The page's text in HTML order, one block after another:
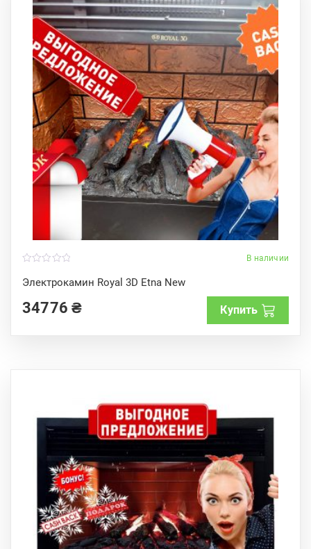
В наличии
Электрокамин Royal 3D Etna New
o
u
o
f
34776₴ Купить